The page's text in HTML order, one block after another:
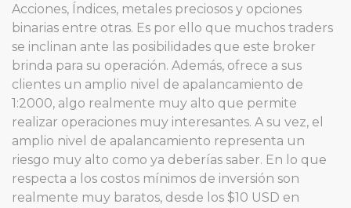
Acciones, Índices, metales preciosos y opciones
binarias entre otras. Es por ello que muchos traders
se inclinan ante las posibilidades que este broker
brinda para su operación. Además, ofrece a sus
clientes un amplio nivel de apalancamiento de
1:2000, algo realmente muy alto que permite
realizar operaciones muy interesantes. A su vez, el
amplio nivel de apalancamiento representa un
riesgo muy alto como ya deberías saber. En lo que
respecta a los costos mínimos de inversión son
realmente muy baratos, desde los $10 USD en